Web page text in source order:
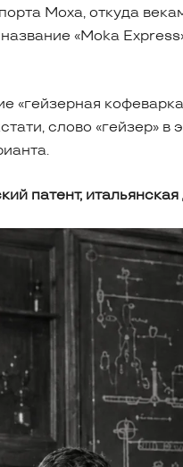
Моха, откуда
«Moka
«гейзерная
слово «гейзер»
патент,